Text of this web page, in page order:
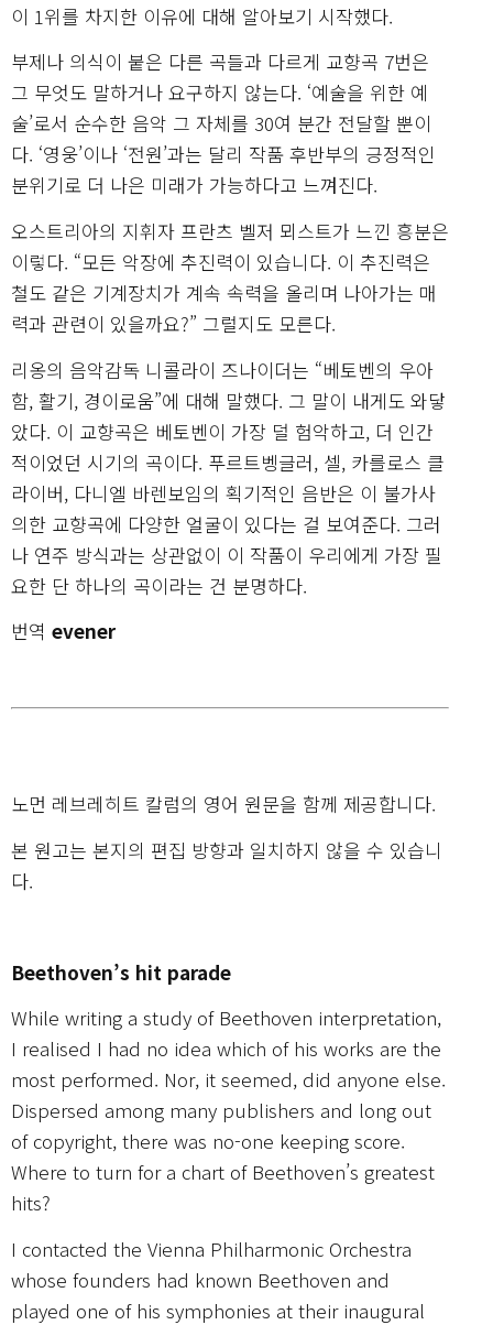
이 1위를 차지한 이유에 대해 알아보기 시작했다.
부제나 의식이 붙은 다른 곡들과 다르게 교향곡 7번은
그 무엇도 말하거나 요구하지 않는다. ‘예술을 위한 예
술’로서 순수한 음악 그 자체를 30여 분간 전달할 뿐이
다. ‘영웅’이나 ‘전원’과는 달리 작품 후반부의 긍정적인
분위기로 더 나은 미래가 가능하다고 느껴진다.
오스트리아의 지휘자 프란츠 벨저 뫼스트가 느낀 흥분은
이렇다. “모든 악장에 추진력이 있습니다. 이 추진력은
철도 같은 기계장치가 계속 속력을 올리며 나아가는 매
력과 관련이 있을까요?” 그럴지도 모른다.
리옹의 음악감독 니콜라이 즈나이더는 “베토벤의 우아
함, 활기, 경이로움”에 대해 말했다. 그 말이 내게도 와닿
았다. 이 교향곡은 베토벤이 가장 덜 험악하고, 더 인간
적이었던 시기의 곡이다. 푸르트벵글러, 셀, 카를로스 클
라이버, 다니엘 바렌보임의 획기적인 음반은 이 불가사
의한 교향곡에 다양한 얼굴이 있다는 걸 보여준다. 그러
나 연주 방식과는 상관없이 이 작품이 우리에게 가장 필
요한 단 하나의 곡이라는 건 분명하다.
번역 evener
노먼 레브레히트 칼럼의 영어 원문을 함께 제공합니다.
본 원고는 본지의 편집 방향과 일치하지 않을 수 있습니
다.
Beethoven’s hit parade
While writing a study of Beethoven interpretation,
I realised I had no idea which of his works are the
most performed. Nor, it seemed, did anyone else.
Dispersed among many publishers and long out
of copyright, there was no-one keeping score.
Where to turn for a chart of Beethoven’s greatest
hits?
I contacted the Vienna Philharmonic Orchestra
whose founders had known Beethoven and
played one of his symphonies at their inaugural